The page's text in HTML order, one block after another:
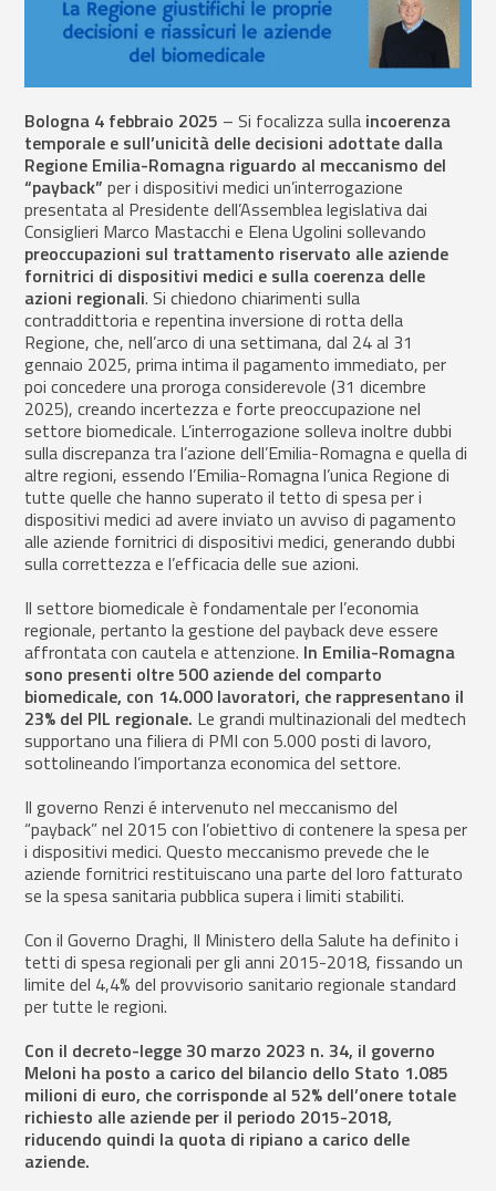
Bologna 4 febbraio 2025 – Si focalizza sulla incoerenza
temporale e sull’unicità delle decisioni adottate dalla
Regione Emilia-Romagna riguardo al meccanismo del
“payback” per i dispositivi medici un’interrogazione
presentata al Presidente dell’Assemblea legislativa dai
Consiglieri Marco Mastacchi e Elena Ugolini sollevando
preoccupazioni sul trattamento riservato alle aziende
fornitrici di dispositivi medici e sulla coerenza delle
azioni regionali. Si chiedono chiarimenti sulla
contraddittoria e repentina inversione di rotta della
Regione, che, nell’arco di una settimana, dal 24 al 31
gennaio 2025, prima intima il pagamento immediato, per
poi concedere una proroga considerevole (31 dicembre
2025), creando incertezza e forte preoccupazione nel
settore biomedicale. L’interrogazione solleva inoltre dubbi
sulla discrepanza tra l’azione dell’Emilia-Romagna e quella di
altre regioni, essendo l’Emilia-Romagna l’unica Regione di
tutte quelle che hanno superato il tetto di spesa per i
dispositivi medici ad avere inviato un avviso di pagamento
alle aziende fornitrici di dispositivi medici, generando dubbi
sulla correttezza e l’efficacia delle sue azioni.
Il settore biomedicale è fondamentale per l’economia
regionale, pertanto la gestione del payback deve essere
affrontata con cautela e attenzione. In Emilia-Romagna
sono presenti oltre 500 aziende del comparto
biomedicale, con 14.000 lavoratori, che rappresentano il
23% del PIL regionale. Le grandi multinazionali del medtech
supportano una filiera di PMI con 5.000 posti di lavoro,
sottolineando l’importanza economica del settore.
Il governo Renzi é intervenuto nel meccanismo del
“payback” nel 2015 con l’obiettivo di contenere la spesa per
i dispositivi medici. Questo meccanismo prevede che le
aziende fornitrici restituiscano una parte del loro fatturato
se la spesa sanitaria pubblica supera i limiti stabiliti.
Con il Governo Draghi, Il Ministero della Salute ha definito i
tetti di spesa regionali per gli anni 2015-2018, fissando un
limite del 4,4% del provvisorio sanitario regionale standard
per tutte le regioni.
Con il decreto-legge 30 marzo 2023 n. 34, il governo
Meloni ha posto a carico del bilancio dello Stato 1.085
milioni di euro, che corrisponde al 52% dell’onere totale
richiesto alle aziende per il periodo 2015-2018,
riducendo quindi la quota di ripiano a carico delle
aziende.